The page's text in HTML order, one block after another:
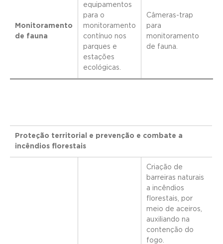
Monitoramento
de fauna
equipamentos
para o
monitoramento
contínuo nos
parques e
estações
ecológicas.
Câmeras-trap
para
monitoramento
de fauna.
Proteção territorial e prevenção e combate a
incêndios florestais
Criação de
barreiras naturais
a incêndios
florestais, por
meio de aceiros,
auxiliando na
contenção do
fogo.